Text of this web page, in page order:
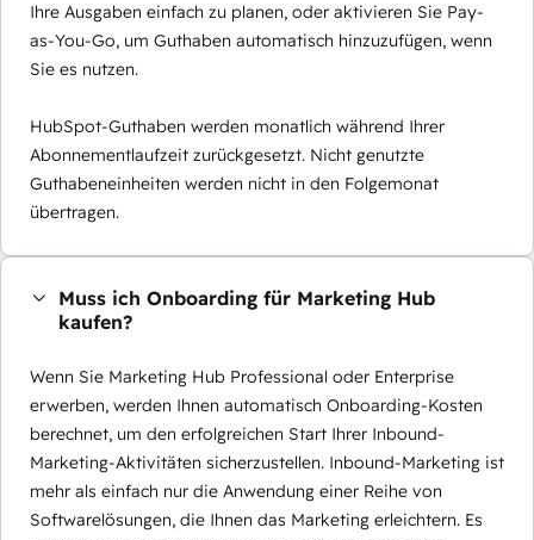
Ihre Ausgaben einfach zu planen, oder aktivieren Sie Pay-
as-You-Go, um Guthaben automatisch hinzuzufügen, wenn
Sie es nutzen.
HubSpot-Guthaben werden monatlich während Ihrer
Abonnementlaufzeit zurückgesetzt. Nicht genutzte
Guthabeneinheiten werden nicht in den Folgemonat
übertragen.
Muss ich Onboarding für Marketing Hub
kaufen?
Wenn Sie Marketing Hub Professional oder Enterprise
erwerben, werden Ihnen automatisch Onboarding-Kosten
berechnet, um den erfolgreichen Start Ihrer Inbound-
Marketing-Aktivitäten sicherzustellen. Inbound-Marketing ist
mehr als einfach nur die Anwendung einer Reihe von
Softwarelösungen, die Ihnen das Marketing erleichtern. Es